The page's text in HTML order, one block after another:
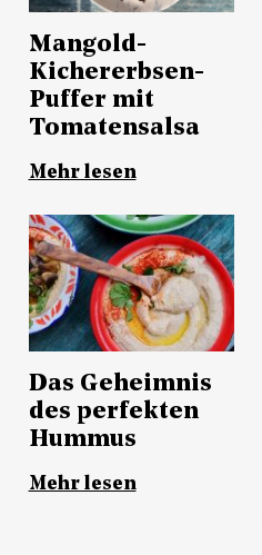
Mangold-
Kichererbsen-
Puffer mit
Tomatensalsa
Mehr lesen
Das Geheimnis
des perfekten
Hummus
Mehr lesen